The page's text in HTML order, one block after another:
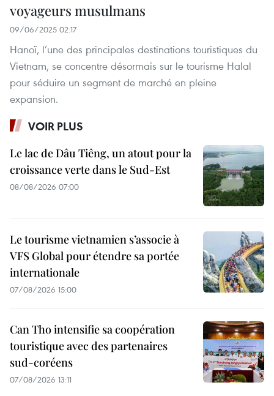
voyageurs musulmans
09/06/2025 02:17
Hanoï, l’une des principales destinations touristiques du
Vietnam, se concentre désormais sur le tourisme Halal
pour séduire un segment de marché en pleine
expansion.
VOIR PLUS
Le lac de Dâu Tiêng, un atout pour la
croissance verte dans le Sud-Est
08/08/2026 07:00
Le tourisme vietnamien s’associe à
VFS Global pour étendre sa portée
internationale
07/08/2026 15:00
Can Tho intensifie sa coopération
touristique avec des partenaires
sud-coréens
07/08/2026 13:11